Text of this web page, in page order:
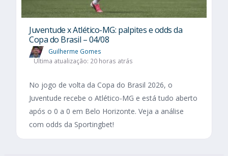
Juventude x Atlético-MG: palpites e odds da
Copa do Brasil – 04/08
Guilherme Gomes
Última atualização: 20 horas atrás
No jogo de volta da Copa do Brasil 2026, o
Juventude recebe o Atlético-MG e está tudo aberto
após o 0 a 0 em Belo Horizonte. Veja a análise
com odds da Sportingbet!